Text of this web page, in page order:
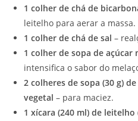
1 colher de chá de
leitelho para aerar a massa.
1 colher de chá de sal –
1 colher de sopa de açúcar
intensifica o sabor do
2 colheres de sopa (30 g)
vegetal – para maciez.
1 xícara (240 ml) de